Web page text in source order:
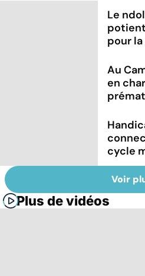
Le
pour
Au
en
cycle
Voir
Plus de vidéos